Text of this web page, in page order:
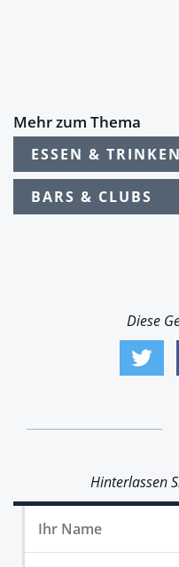
Mehr zum Thema
ESSEN & TRINKEN
BARS & CLUBS
Diese
Hinterlassen